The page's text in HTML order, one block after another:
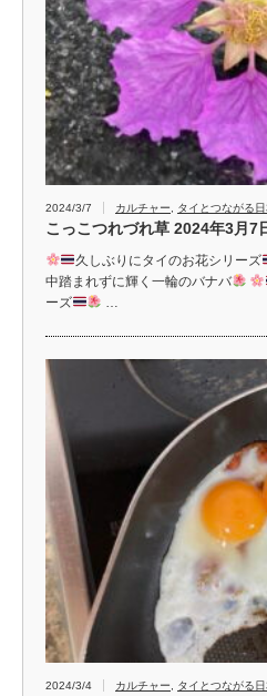
2024/3/7 カルチャー タイとつながる
こっこつれづれ草 2024年3月7
久しぶりにタイのお花シリーズ
中踏まれずに輝く一輪のバナバ
ーズ
2024/3/4 カルチャー タイとつながる